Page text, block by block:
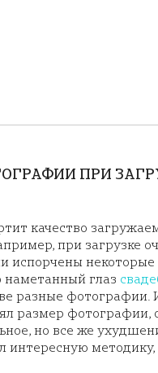
ПРИ
качество
при загрузке
испорчены
наметанный глаз
разные фотографии.
размер фотографии,
но все же
интересную